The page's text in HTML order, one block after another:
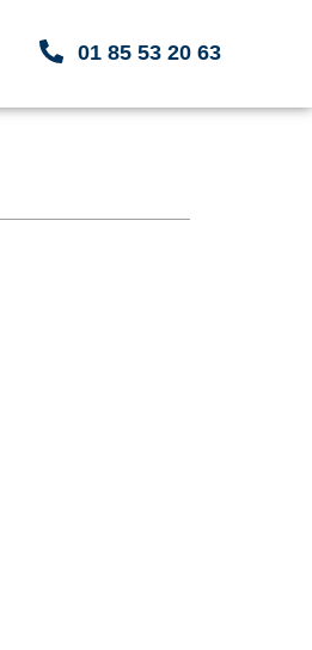
01 85 53 20 63